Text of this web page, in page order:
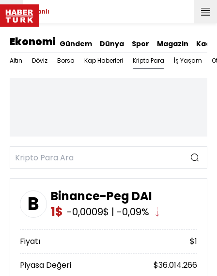
Canlı
Ekonomi Gündem Dünya Spor Magazin
Altın Döviz Borsa Kap Haberleri Kripto Para İş Yaşam
B
Binance-Peg DAI
1$ -0,0009$ | -0,09%
Fiyatı $1
Piyasa Değeri $36.014.266